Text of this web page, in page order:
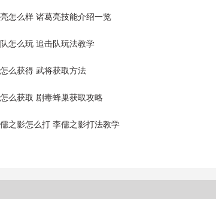
怎么样 诸葛亮技能介绍一览
怎么玩 追击队玩法教学
么获得 武将获取方法
么获取 剧毒蜂巢获取攻略
之影怎么打 李儒之影打法教学